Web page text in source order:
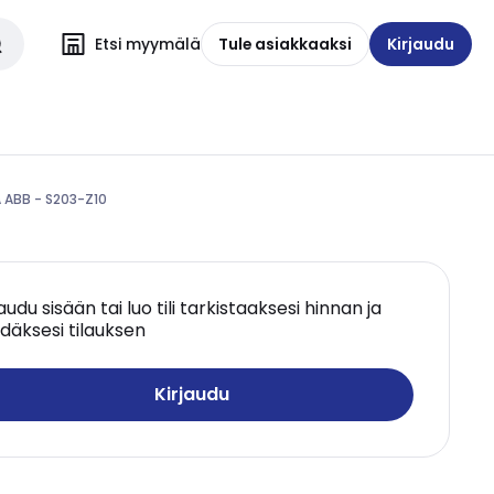
Etsi myymälä Tule asiakkaaksi Kirjaudu
- S203-Z10
sisään tai luo tili tarkistaaksesi hinnan ja
tilauksen
Kirjaudu